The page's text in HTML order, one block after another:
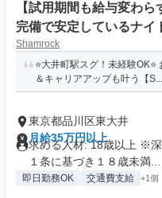
【試用期間も給与変わ
完備で安定しているナイ
Shamrock
⭐大井町駅スグ！未経験
＆キャリアアップも叶う【S...
東京都品川区東大井
月給35万円以上
求める人材: 18歳以上 ※
１条に基づき１８歳未満...
即日勤務OK 交通費支給 +1個